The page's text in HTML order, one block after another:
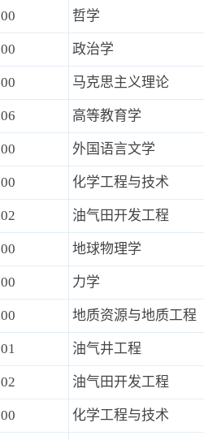
哲学
政治学
马克思主义理论
高等教育学
外国语言文学
化学工程与技术
油气田开发工程
地球物理学
力学
地质资源与地质工程
油气井工程
油气田开发工程
化学工程与技术